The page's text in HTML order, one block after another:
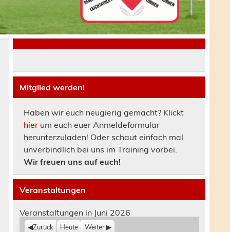
Mitglied werden!
Haben wir euch neugierig gemacht? Klickt
hier um euch euer Anmeldeformular
herunterzuladen! Oder schaut einfach mal
unverbindlich bei uns im Training vorbei.
Wir freuen uns auf euch!
Veranstaltungen
Veranstaltungen in Juni 2026
Zurück Heute Weiter